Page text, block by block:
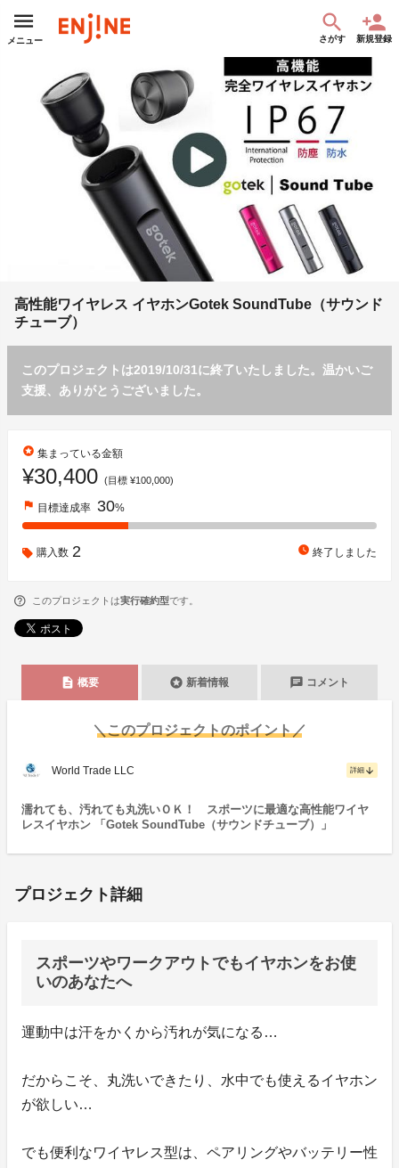
メニュー さがす 新規登録
高性能ワイヤレス イヤホンGotek SoundTube（サウンド
チューブ）
このプロジェクトは2019/10/31に終了いたしました。温かいご
支援、ありがとうございました。
stars 集まっている金額
¥30,400 (目標 ¥100,000)
flag 目標達成率 30%
購入数 2 watch_later 終了しました
このプロジェクトは実行確約型です。
description 概要 stars 新着情報 chat コメント
＼このプロジェクトのポイント／
World Trade LLC 詳細 arrow_downward
濡れても、汚れても丸洗いＯＫ！ スポーツに最適な高性能ワイヤ
レスイヤホン 「Gotek SoundTube（サウンドチューブ）」
プロジェクト詳細
スポーツやワークアウトでもイヤホンをお使
いのあなたへ
運動中は汗をかくから汚れが気になる…
だからこそ、丸洗いできたり、水中でも使えるイヤホン
が欲しい…
でも便利なワイヤレス型は、ペアリングやバッテリー性